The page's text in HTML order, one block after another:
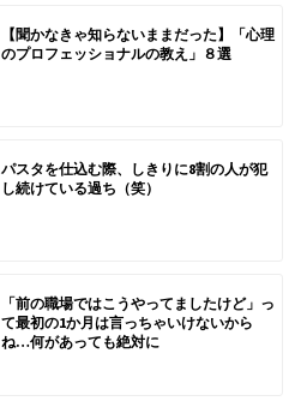
【聞かなきゃ知らないままだった】「心理
のプロフェッショナルの教え」８選
パスタを仕込む際、しきりに8割の人が犯
し続けている過ち（笑）
「前の職場ではこうやってましたけど」っ
て最初の1か月は言っちゃいけないから
ね…何があっても絶対に